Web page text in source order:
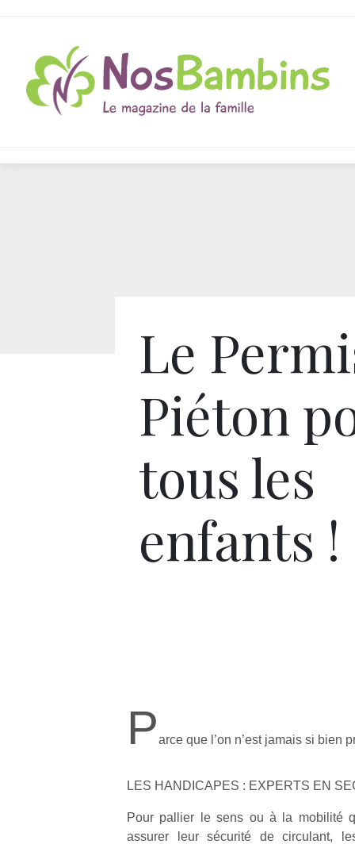
Le
Piéton
tous les
enfants !
Parce que l’on n’est jamais si bien
LES HANDICAPES : EXPERTS EN
Pour pallier le sens ou à la mobilité
assurer leur sécurité de circulant,